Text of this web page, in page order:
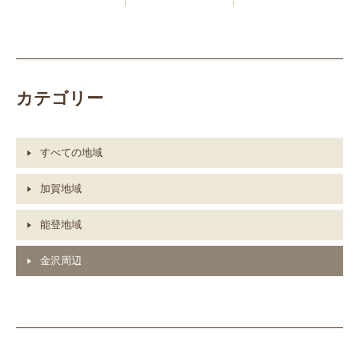
カテゴリー
すべての地域
加賀地域
能登地域
金沢周辺